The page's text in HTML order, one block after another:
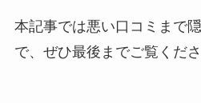
本記事では悪い口コミまで
で、ぜひ最後までご覧くださ